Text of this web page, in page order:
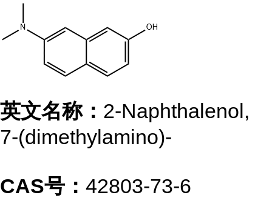
英文名称： 2-Naphthalenol,
7-(dimethylamino)-
CAS号： 42803-73-6